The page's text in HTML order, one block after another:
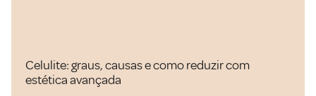
Celulite: graus, causas e como reduzir com
estética avançada